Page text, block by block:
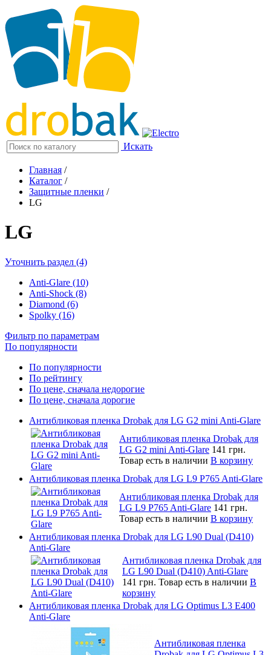
Искать
Главная /
Каталог /
Защитные пленки /
LG
LG
Уточнить раздел (4)
Anti-Glare (10)
Anti-Shock (8)
Diamond (6)
Spolky (16)
Фильтр по параметрам
По популярности
По популярности
По рейтингу
По цене, сначала недорогие
По цене, сначала дорогие
Антибликовая пленка Drobak для LG G2 mini Anti-Glare
Антибликовая пленка Drobak для
LG G2 mini Anti-Glare 141 грн.
Товар есть в наличии В корзину
Антибликовая пленка Drobak для LG L9 P765 Anti-Glare
Антибликовая пленка Drobak для
LG L9 P765 Anti-Glare 141 грн.
Товар есть в наличии В корзину
Антибликовая пленка Drobak для LG L90 Dual (D410)
Anti-Glare
Антибликовая пленка Drobak для
LG L90 Dual (D410) Anti-Glare
141 грн. Товар есть в наличии В
корзину
Антибликовая пленка Drobak для LG Optimus L3 E400
Anti-Glare
Антибликовая пленка